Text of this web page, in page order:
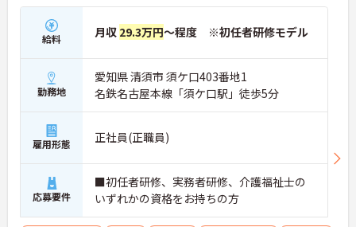
給料 月収 29.3万円～程度 ※初任者研修モデル
勤務地
愛知県 清須市 須ケ口403番地1
名鉄名古屋本線「須ケ口駅」徒歩5分
雇用形態 正社員(正職員)
応募要件
■初任者研修、実務者研修、介護福祉士の
いずれかの資格をお持ちの方